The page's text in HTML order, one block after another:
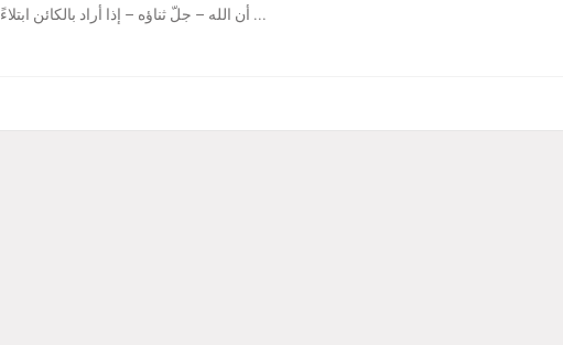
أن الله – جلّ ثناؤه – إذا أراد بالكائن ابتلاءً ...